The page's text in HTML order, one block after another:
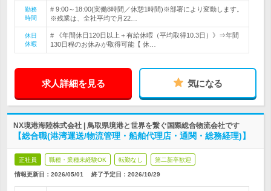
勤務
時間
# 9:00～18:00(実働8時間／休憩1時間)※部署により変動します。
※残業は、全社平均で月22…
休日
休暇
# 《年間休日120日以上＋有給休暇（平均取得10.3日）》⇒年間
130日程のお休みが取得可能【 休…
求人詳細を見る 気になる
NX境港海陸株式会社 | 鳥取県境港と世界を繋ぐ国際総合物流会社です
【総合職(港湾運送/物流管理・船舶代理店・通関・総務経理)】
正社員 職種・業種未経験OK 転勤なし 第二新卒歓迎
情報更新日：2026/05/01 終了予定日： 2026/10/29